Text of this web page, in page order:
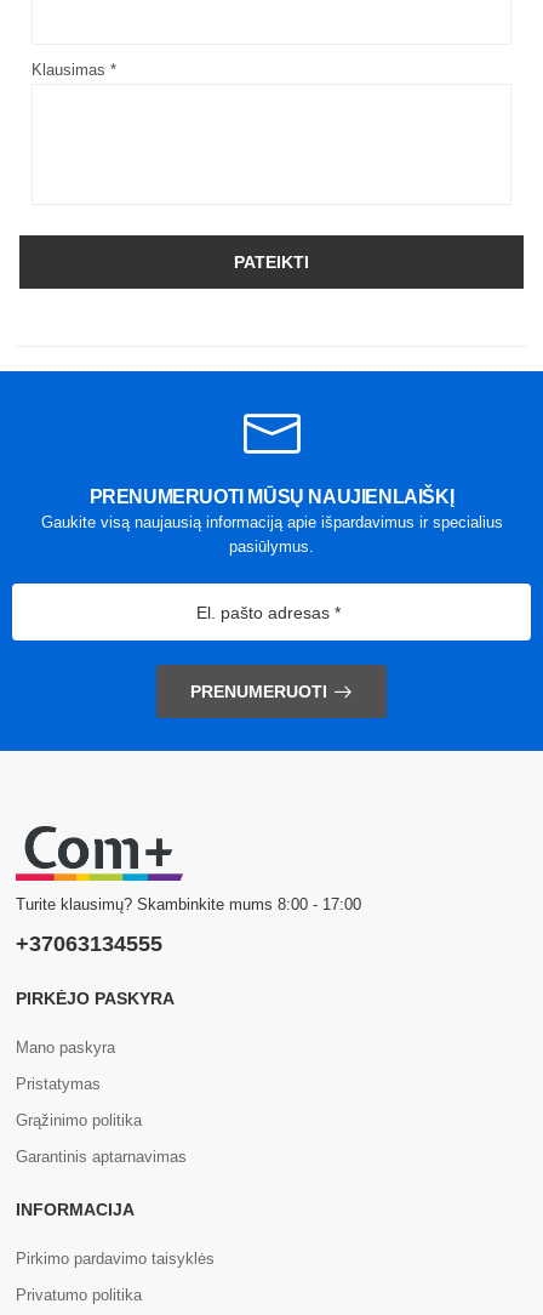
Klausimas *
PATEIKTI
PRENUMERUOTI MŪSŲ NAUJIENLAIŠKĮ
Gaukite visą naujausią informaciją apie išpardavimus ir specialius
pasiūlymus.
PRENUMERUOTI
Turite klausimų? Skambinkite mums 8:00 - 17:00
+37063134555
PIRKĖJO PASKYRA
Mano paskyra
Pristatymas
Grąžinimo politika
Garantinis aptarnavimas
INFORMACIJA
Pirkimo pardavimo taisyklės
Privatumo politika